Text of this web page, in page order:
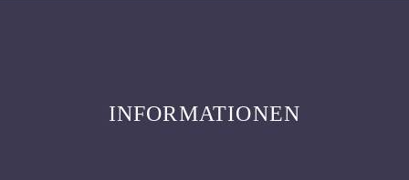
INFORMATIONEN